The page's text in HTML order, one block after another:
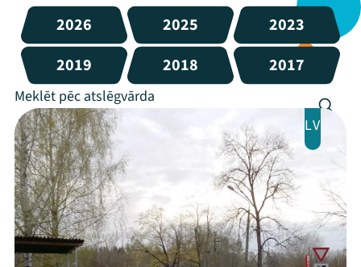
2026 2025
2023
2019
2018 2017
LV